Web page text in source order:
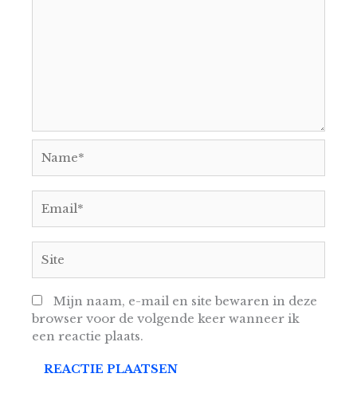
Mijn naam, e-mail en site bewaren in deze
browser voor de volgende keer wanneer ik
een reactie plaats.